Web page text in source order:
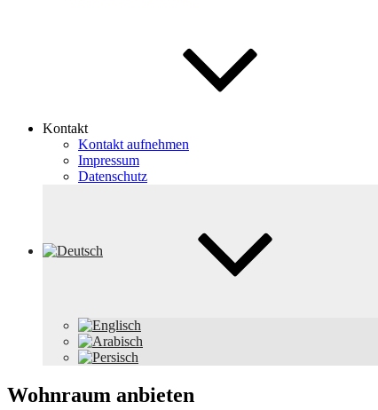
Kontakt
Kontakt aufnehmen
Impressum
Datenschutz
Wohnraum anbieten